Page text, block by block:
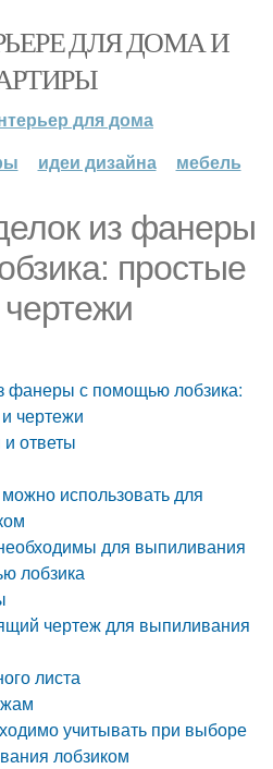
ДЛЯ ДОМА И
для дома
идеи дизайна мебель
из фанеры
простые
фанеры с помощью лобзика:
чертежи
ответы
использовать для
для выпиливания
лобзика
чертеж для выпиливания
листа
учитывать при выборе
лобзиком